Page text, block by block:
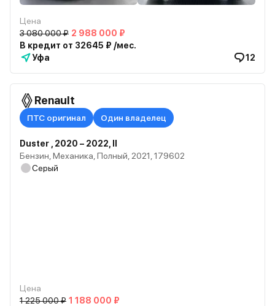
Цена
3 080 000 ₽ 2 988 000 ₽
В кредит от 32645 ₽ /мес.
Уфа
12
Renault
ПТС оригинал Один владелец
Duster , 2020 – 2022, II
Бензин, Механика, Полный, 2021, 179602
Серый
Цена
1 225 000 ₽ 1 188 000 ₽